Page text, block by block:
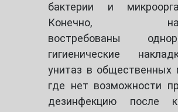
бактерии и
Конечно,
востребованы
гигиенические
унитаз в общественных
где нет возможности
дезинфекцию после